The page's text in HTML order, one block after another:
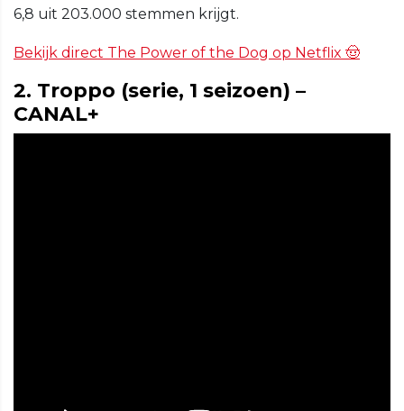
6,8 uit 203.000 stemmen krijgt.
Bekijk direct The Power of the Dog op Netflix 🤠
2. Troppo (serie, 1 seizoen) –
CANAL+